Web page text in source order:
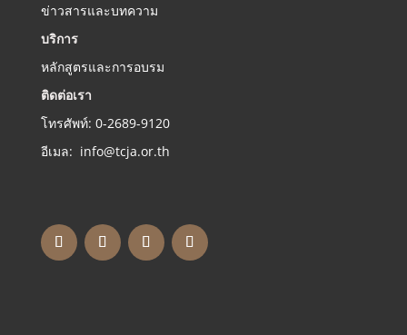
ข่าวสารและบทความ
บริการ
หลักสูตรและการอบรม
ติดต่อเรา
โทรศัพท์: 0-2689-9120
อีเมล: info@tcja.or.th